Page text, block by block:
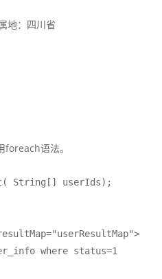
地：四川省
语法。
String[] userIds);
where status=1